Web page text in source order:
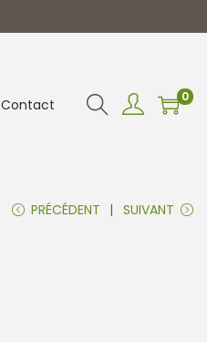
Contact 0
PRÉCÉDENT SUIVANT